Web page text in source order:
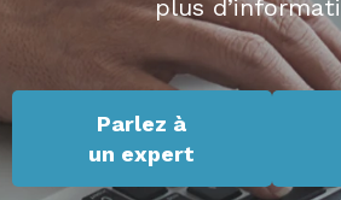
plus
Parlez à
un expert